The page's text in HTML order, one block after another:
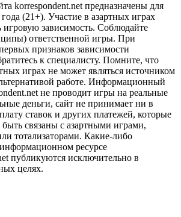
korrespondent.net предназначены для
(21+). Участие в азартных играх
игровую зависимость. Соблюдайте
ответственной игры. При
признаков зависимости
к специалисту. Помните, что
играх не может являться источником
работе. Информационный
не проводит игры на реальные
деньги, сайт не принимает ни в
ставок и других платежей, которые
быть связаны с азартными играми,
тотализаторами. Какие-либо
ресурсе
публикуются исключительно в
целях.